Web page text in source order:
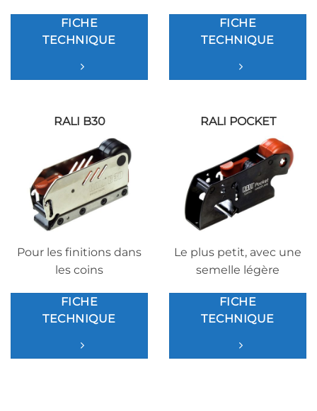
FICHE
TECHNIQUE
FICHE
TECHNIQUE
RALI B30
Pour les finitions dans
les coins
FICHE
TECHNIQUE
RALI POCKET
Le plus petit, avec une
semelle légère
FICHE
TECHNIQUE